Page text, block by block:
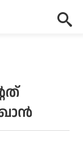
ഖാന്‍